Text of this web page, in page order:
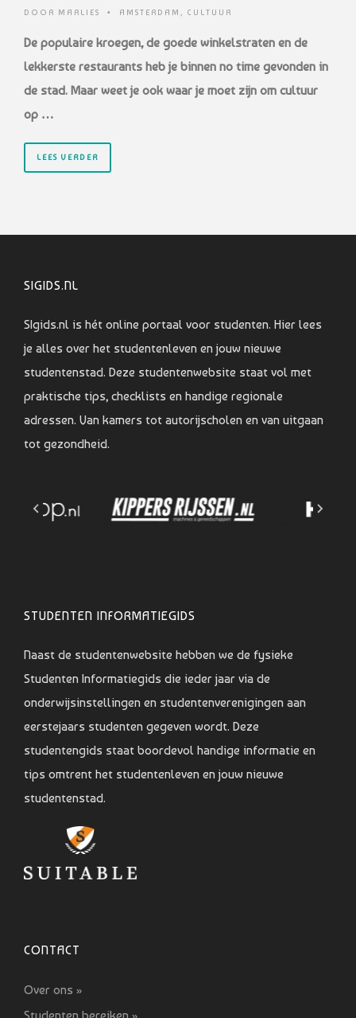
DOOR MARLIES • AMSTERDAM , CULTUUR
De populaire kroegen, de goede winkelstraten en de
lekkerste restaurants heb je binnen no time gevonden in
de stad. Maar weet je ook waar je moet zijn om cultuur
op …
LEES VERDER
SIGIDS.NL
SIgids.nl is hét online portaal voor studenten. Hier lees
je alles over het studentenleven en jouw nieuwe
studentenstad. Deze studentenwebsite staat vol met
praktische tips, checklists en handige regionale
adressen. Van kamers tot autorijscholen en van uitgaan
tot gezondheid.
STUDENTEN INFORMATIEGIDS
Naast de studentenwebsite hebben we de fysieke
Studenten Informatiegids die ieder jaar via de
onderwijsinstellingen en studentenverenigingen aan
eerstejaars studenten gegeven wordt. Deze
studentengids staat boordevol handige informatie en
tips omtrent het studentenleven en jouw nieuwe
studentenstad.
CONTACT
Over ons »